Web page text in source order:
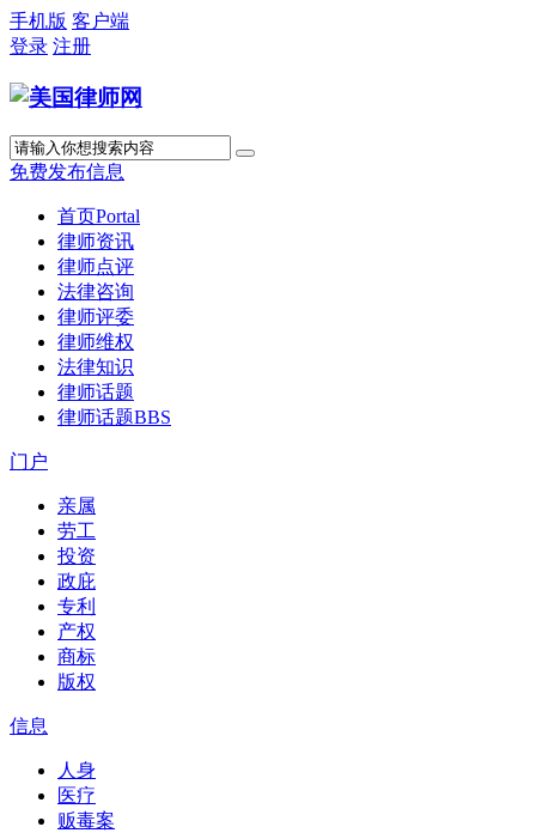
手机版 客户端
登录 注册
免费发布信息
首页Portal
律师资讯
律师点评
法律咨询
律师评委
律师维权
法律知识
律师话题
律师话题BBS
门户
亲属
劳工
投资
政庇
专利
产权
商标
版权
信息
人身
医疗
贩毒案